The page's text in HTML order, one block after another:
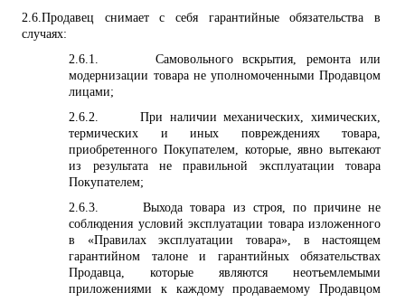
2.6. Продавец снимает с себя гарантийные обязательства в
случаях:
2.6.1.
Самовольного вскрытия, ремонта или
модернизации товара не уполномоченными Продавцом
лицами;
2.6.2.
При наличии механических, химических,
термических и иных повреждениях товара,
приобретенного Покупателем, которые, явно вытекают
из результата не правильной эксплуатации товара
Покупателем;
2.6.3.
Выхода товара из строя, по причине не
соблюдения условий эксплуатации товара изложенного
в «Правилах эксплуатации товара», в настоящем
гарантийном талоне и гарантийных обязательствах
Продавца, которые являются неотъемлемыми
приложениями к каждому продаваемому Продавцом